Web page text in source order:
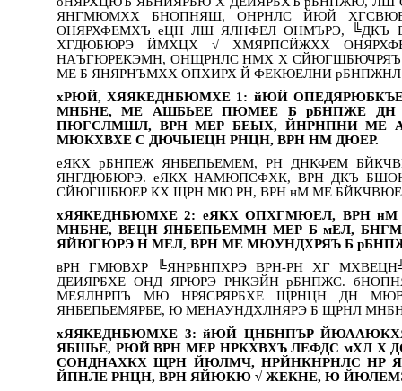
ЯНГМЮМХХ БНОПНЯШ, ОНРНЛС ЙЮЙ
ОНЯРХФЕМХЪ еЦН ЛШ ЯЛНФЕЛ ОНМЪРЭ,
ХГДЮБЮРЭ ЙМХЦХ √ ХМЯРПСЙЖХХ
НАЪГЮРЕКЭМН, ОНЩРНЛС НМХ Х СЙЮГШБЮЧРЯЪ
МЕ Б ЯНЯРНЪМХХ ОПХИРХ Й ФЕКЮЕЛНИ
хРЮЙ, ХЯЯКЕДНБЮМХЕ 1: йЮЙ
МНБНЕ, МЕ АШБЬЕЕ ПЮМЕЕ Б рБНПЖЕ
ПЮГСЛМШЛ, ВРН МЕР БЕЫХ, ЙНРНПНИ МЕ
МЮКХВХЕ С ДЮЧЫЕЦН РНЦН, ВРН НМ ДЮЕР.
еЯКХ рБНПЕЖ ЯНБЕПЬЕМЕМ, РН ДНКФЕМ
ЯНГДЮБЮРЭ. еЯКХ НАМЮПСФХК, ВРН ДКЪ
СЙЮГШБЮЕР КХ ЩРН МЮ РН, ВРН нМ МЕ БЙКЧВЮЕР
хЯЯКЕДНБЮМХЕ 2: еЯКХ ОПХГМЮЕЛ, ВРН
МНБНЕ, ВЕЦН ЯНБЕПЬЕММН МЕР Б мЕЛ,
ЯЙЮГЮРЭ Н МЕЛ, ВРН МЕ МЮУНДХРЯЪ Б
вРН ГМЮВХР ╚ЯНРБНПХРЭ ВРН-РН ХГ
ДЕИЯРБХЕ ОНД ЯРЮРЭ РНКЭЙН рБНПЖС.
МЕЯЛНРПЪ МЮ НРЯСРЯРБХЕ ЩРНЦН ДН
ЯНБЕПЬЕМЯРБЕ, Ю МЕНАУНДХЛНЯРЭ Б ЩРНЛ
хЯЯКЕДНБЮМХЕ 3: йЮЙ ЦНБНПЪР
ЯБШЬЕ, РЮЙ ВРН МЕР НРКХВХЪ ЛЕФДС мХЛ Х
СОНДНАХКХ ЩРН ЙЮЛМЧ, НРЙНКНРНЛС НР
ЙПНЛЕ РНЦН, ВРН ЯЙЮКЮ √ ЖЕКНЕ, Ю